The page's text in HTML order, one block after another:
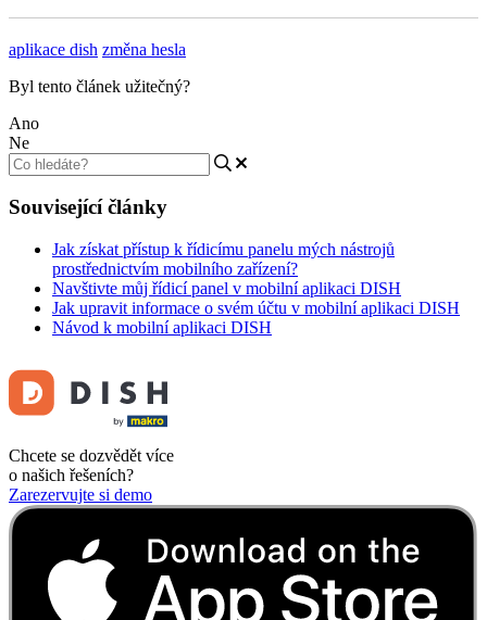
aplikace dish změna hesla
Byl tento článek užitečný?
Ano
Ne
Související články
Jak získat přístup k řídicímu panelu mých nástrojů
prostřednictvím mobilního zařízení?
Navštivte můj řídicí panel v mobilní aplikaci DISH
Jak upravit informace o svém účtu v mobilní aplikaci DISH
Návod k mobilní aplikaci DISH
Chcete se dozvědět více
o našich řešeních?
Zarezervujte si demo